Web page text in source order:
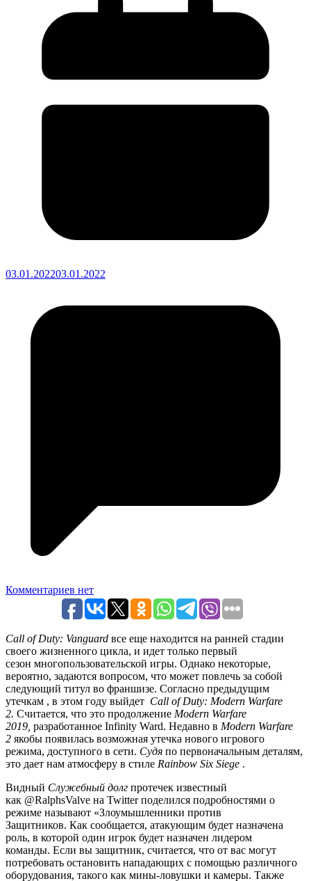
03.01.202203.01.2022
Комментариев нет
Call of Duty: Vanguard все еще находится на ранней стадии
своего жизненного цикла, и идет только первый
сезон многопользовательской игры. Однако некоторые,
вероятно, задаются вопросом, что может повлечь за собой
следующий титул во франшизе. Согласно предыдущим
утечкам , в этом году выйдет Call of Duty: Modern Warfare
2. Считается, что это продолжение Modern Warfare
2019, разработанное Infinity Ward. Недавно в Modern Warfare
2 якобы появилась возможная утечка нового игрового
режима, доступного в сети. Судя по первоначальным деталям,
это дает нам атмосферу в стиле Rainbow Six Siege .
Видный Служебный долг протечек известный
как @RalphsValve на Twitter поделился подробностями о
режиме называют «Злоумышленники против
Защитников. Как сообщается, атакующим будет назначена
роль, в которой один игрок будет назначен лидером
команды. Если вы защитник, считается, что от вас могут
потребовать остановить нападающих с помощью различного
оборудования, такого как мины-ловушки и камеры. Также